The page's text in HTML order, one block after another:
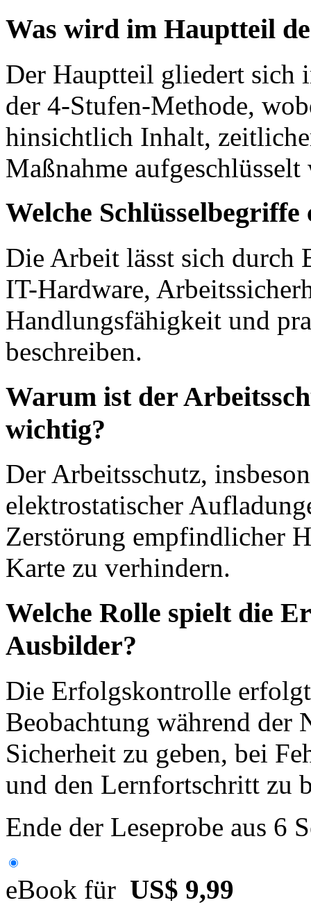
Was wird im Hauptteil
Der Hauptteil gliedert sich
der 4-Stufen-Methode,
hinsichtlich Inhalt,
Maßnahme
Welche
Die Arbeit lässt sich durch
IT-Hardware,
Handlungsfähigkeit und
beschreiben.
Warum ist der
wichtig?
Der Arbeitsschutz,
elektrostatischer
Zerstörung empfindlicher
Karte zu verhindern.
Welche Rolle spielt die
Ausbilder?
Die Erfolgskontrolle
Beobachtung während der
Sicherheit zu geben, bei
und den Lernfortschritt zu
Ende der Leseprobe aus 6
eBook für US$ 9,99